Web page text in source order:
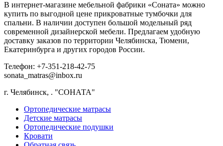
В интернет-магазине мебельной фабрики «Соната» можно
купить по выгодной цене прикроватные тумбочки для
спальни. В наличии доступен большой модельный ряд
современной дизайнерской мебели. Предлагаем удобную
доставку заказов по территории Челябинска, Тюмени,
Екатеринбурга и других городов России.
Телефон: +7-351-218-42-75
sonata_matras@inbox.ru
г. Челябинск, . "СОНАТА"
Ортопедические матрасы
Детские матрасы
Ортопедические подушки
Кровати